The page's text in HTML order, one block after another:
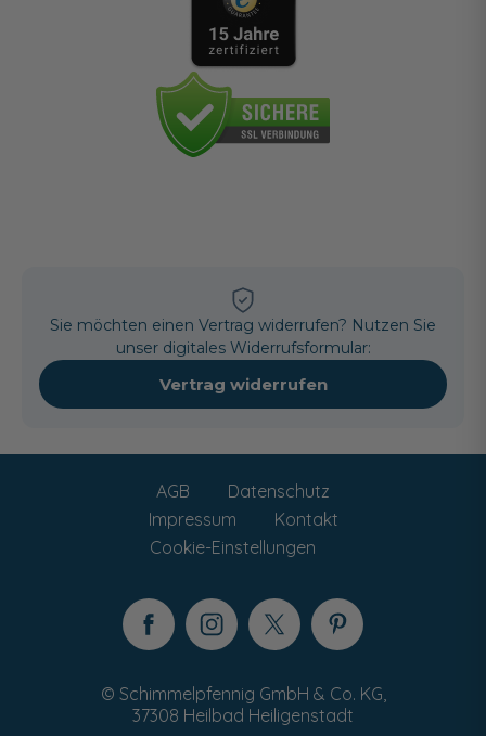
Sie möchten einen Vertrag widerrufen? Nutzen Sie
unser digitales Widerrufsformular:
Vertrag widerrufen
AGB
Datenschutz
Impressum
Kontakt
Cookie-Einstellungen
© Schimmelpfennig GmbH & Co. KG,
37308 Heilbad Heiligenstadt